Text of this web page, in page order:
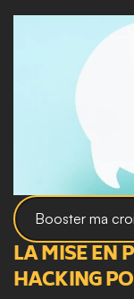
Booster ma
LA MISE EN
HACKING